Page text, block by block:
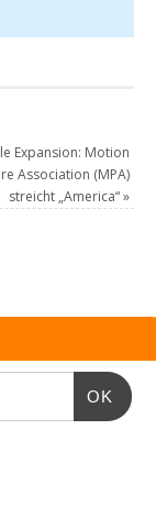
Expansion: Motion
Association (MPA)
streicht „America“»
OK